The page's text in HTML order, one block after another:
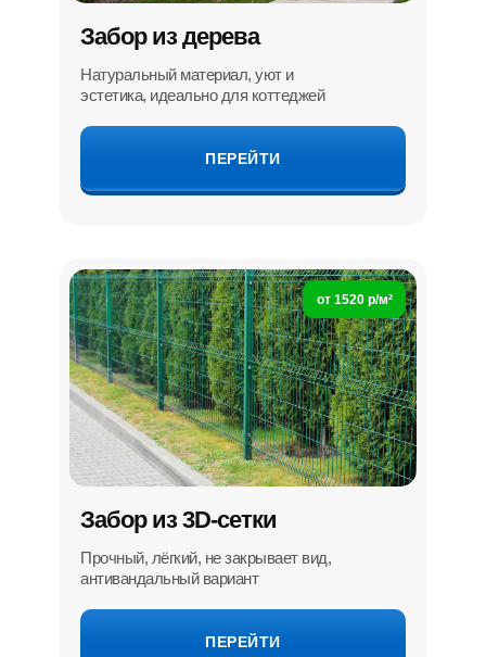
Забор из 3D-сетки
ПЕРЕЙТИ
от 1520 р/м²
Прочный, лёгкий, не закрывает вид,
антивандальный вариант
Забор из дерева
ПЕРЕЙТИ
Натуральный материал, уют и
эстетика, идеально для коттеджей